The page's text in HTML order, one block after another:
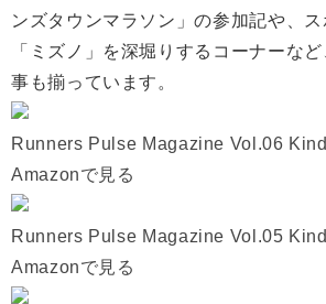
ンズタウンマラソン」の参加記や、
「ミズノ」を深堀りするコーナーな
事も揃っています。
Runners Pulse Magazine Vol.06
Amazonで見る
Runners Pulse Magazine Vol.05
Amazonで見る